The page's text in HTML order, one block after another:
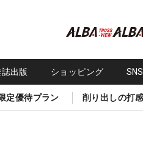
出版 ショッピング
定優待プラン 削り出しの打